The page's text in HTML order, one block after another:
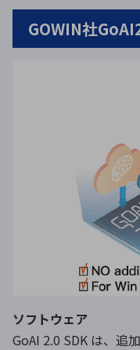
GOWIN社
ソフトウェア
GoAI 2.0 SDK は、追